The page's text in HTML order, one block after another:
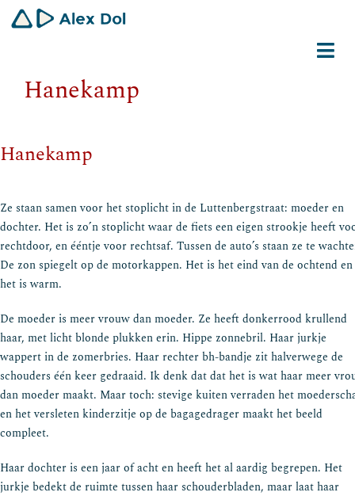
naar
Bio
Contact
Hanekamp
Hanekamp
Ze staan samen voor het stoplicht in de Luttenbergstraat: moeder en
dochter. Het is zo’n stoplicht waar de fiets een eigen strookje heeft
rechtdoor, en ééntje voor rechtsaf. Tussen de auto’s staan ze te
De zon spiegelt op de motorkappen. Het is het eind van de ochtend en
het is warm.
De moeder is meer vrouw dan moeder. Ze heeft donkerrood krullend
haar, met licht blonde plukken erin. Hippe zonnebril. Haar jurkje
wappert in de zomerbries. Haar rechter bh-bandje zit halverwege de
schouders één keer gedraaid. Ik denk dat dat het is wat haar meer
dan moeder maakt. Maar toch: stevige kuiten verraden het
en het versleten kinderzitje op de bagagedrager maakt het beeld
compleet.
Haar dochter is een jaar of acht en heeft het al aardig begrepen. Het
jurkje bedekt de ruimte tussen haar schouderbladen, maar laat haar